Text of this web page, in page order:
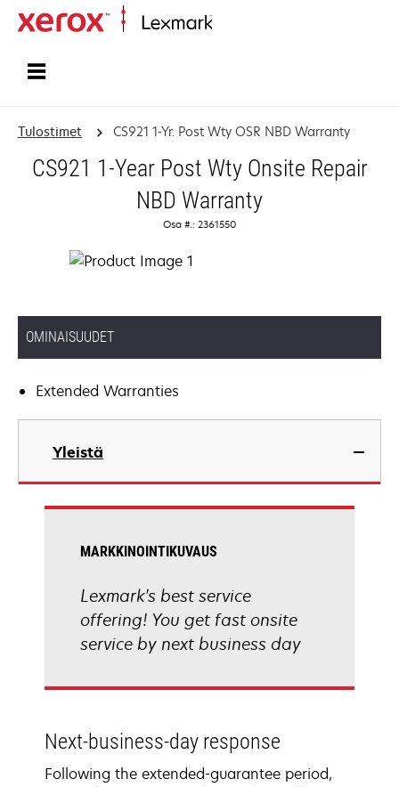
Tulostimet CS921 1-Yr. Post Wty OSR NBD Warranty
CS921 1-Year Post Wty Onsite Repair
NBD Warranty
Osa #.: 2361550
OMINAISUUDET
Extended Warranties
Yleistä
MARKKINOINTIKUVAUS
Lexmark's best service
offering! You get fast onsite
service by next business day
Next-business-day response
Following the extended-guarantee period,